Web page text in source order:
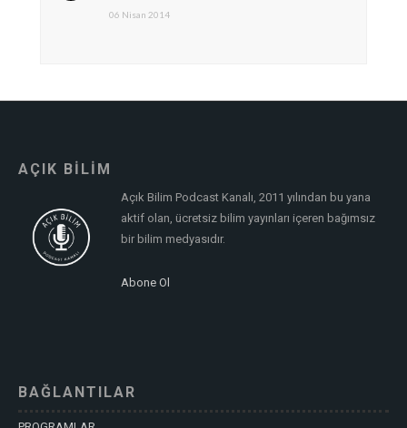
06 Nisan 2014
AÇIK BİLİM
Açık Bilim Podcast Kanalı, 2011 yılından bu yana
aktif olan, ücretsiz bilim yayınları içeren bağımsız
bir bilim medyasıdır.
Abone Ol
BAĞLANTILAR